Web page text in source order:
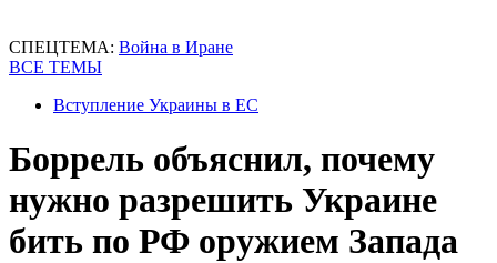
СПЕЦТЕМА: Война в Иране
ВСЕ ТЕМЫ
Вступление Украины в ЕС
Боррель объяснил, почему
нужно разрешить Украине
бить по РФ оружием Запада